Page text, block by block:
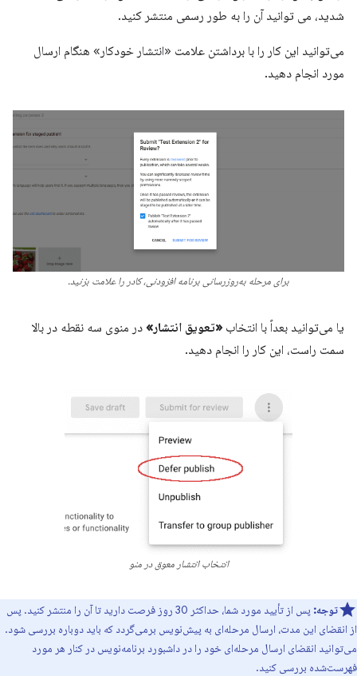
شدید، می توانید آن را به طور رسمی منتشر کنید.
می‌توانید این کار را با برداشتن علامت «انتشار خودکار» هنگام ارسال
مورد انجام دهید.
برای مرحله به‌روزرسانی برنامه افزودنی، کادر را علامت بزنید.
یا می‌توانید بعداً با انتخاب «تعویق انتشار» در منوی سه نقطه در بالا
سمت راست، این کار را انجام دهید.
انتخاب انتشار معوق در منو
توجه:
پس از تأیید مورد شما، حداکثر 30 روز فرصت دارید تا آن را منتشر کنید. پس
از انقضای این مدت، ارسال مرحله‌ای به پیش‌نویس برمی‌گردد که باید دوباره بررسی شود.
می‌توانید انقضای ارسال مرحله‌ای خود را در داشبورد برنامه‌نویس در کنار هر مورد
فهرست‌شده بررسی کنید.